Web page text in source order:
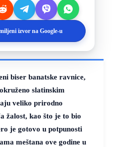
izvor na Google-u
biser banatske ravnice,
slatinskim
veliko prirodno
žalost, kao što je to bio
je gotovo u potpunosti
meštana ove godine u